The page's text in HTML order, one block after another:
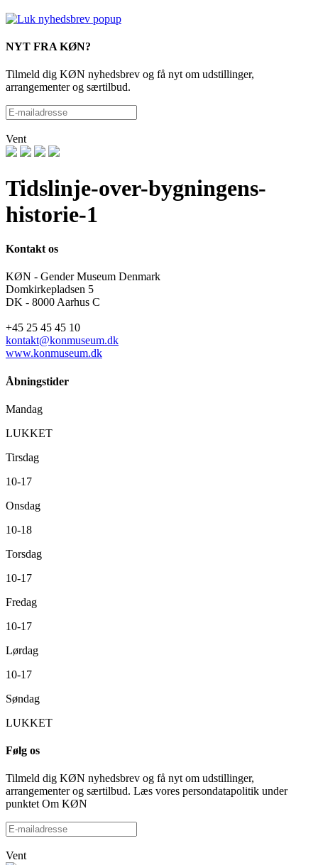
NYT FRA KØN?
Tilmeld dig KØN nyhedsbrev og få nyt om udstillinger,
arrangementer og særtilbud.
Vent
Tidslinje-over-bygningens-
historie-1
Kontakt os
KØN - Gender Museum Denmark
Domkirkepladsen 5
DK - 8000 Aarhus C
+45 25 45 45 10
kontakt@konmuseum.dk
www.konmuseum.dk
Åbningstider
Mandag
LUKKET
Tirsdag
10-17
Onsdag
10-18
Torsdag
10-17
Fredag
10-17
Lørdag
10-17
Søndag
LUKKET
Følg os
Tilmeld dig KØN nyhedsbrev og få nyt om udstillinger,
arrangementer og særtilbud. Læs vores persondatapolitik under
punktet Om KØN
Vent